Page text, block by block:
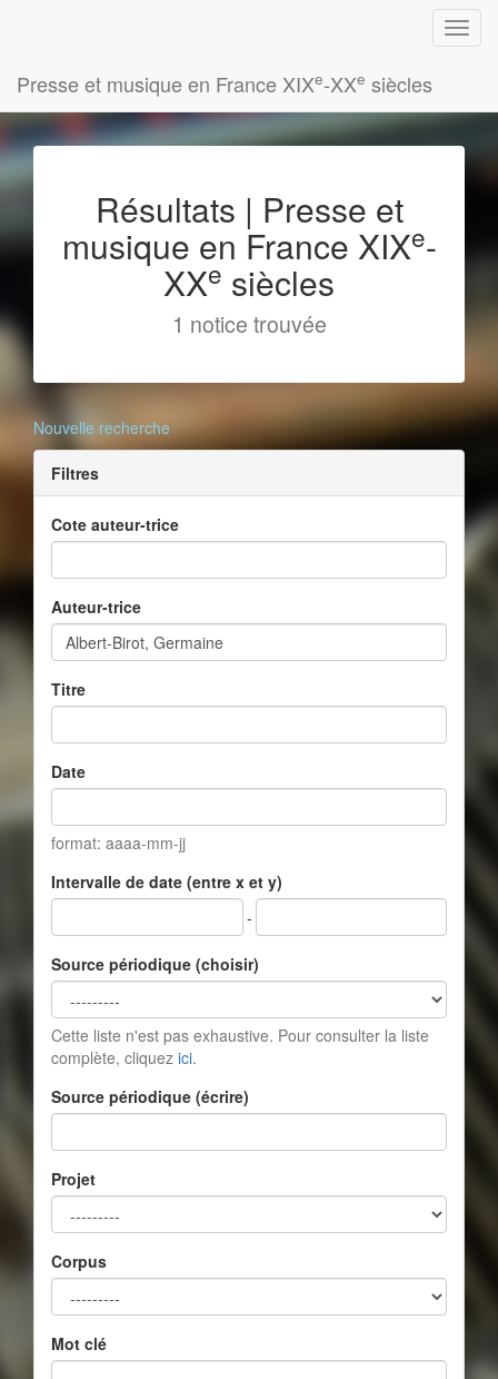
Presse et musique en France XIXe-XXe siècles
Résultats | Presse et
musique en France XIXe-
XXe siècles
1 notice trouvée
Nouvelle recherche
Filtres
Cote auteur-trice
Auteur-trice
Titre
Date
format: aaaa-mm-jj
Intervalle de date (entre x et y)
-
Source périodique (choisir)
Cette liste n'est pas exhaustive. Pour consulter la liste
complète, cliquez ici.
Source périodique (écrire)
Projet
Corpus
Mot clé